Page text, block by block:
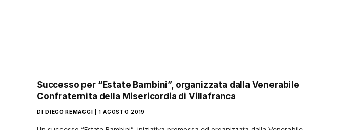
Successo per “Estate Bambini”, organizzata dalla Venerabile
Confraternita della Misericordia di Villafranca
DI DIEGO REMAGGI 1 AGOSTO 2019